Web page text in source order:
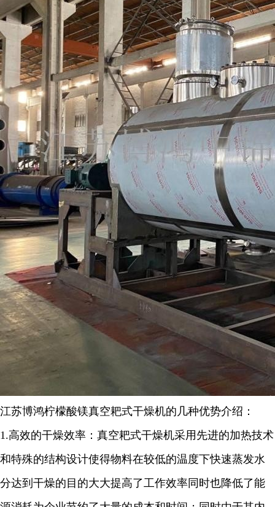
江苏博鸿柠檬酸镁真空耙式干燥机的几种优势介绍：
1.高效的干燥效率：真空耙式干燥机采用先进的加热技术
和特殊的结构设计使得物料在较低的温度下快速蒸发水
分达到干燥的目的大大提高了工作效率同时也降低了能